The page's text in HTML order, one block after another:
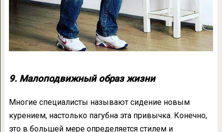
9. Малоподвижный образ жизни
Многие специалисты называют сидение новым
курением, настолько пагубна эта привычка. Конечно,
это в большей мере определяется стилем и